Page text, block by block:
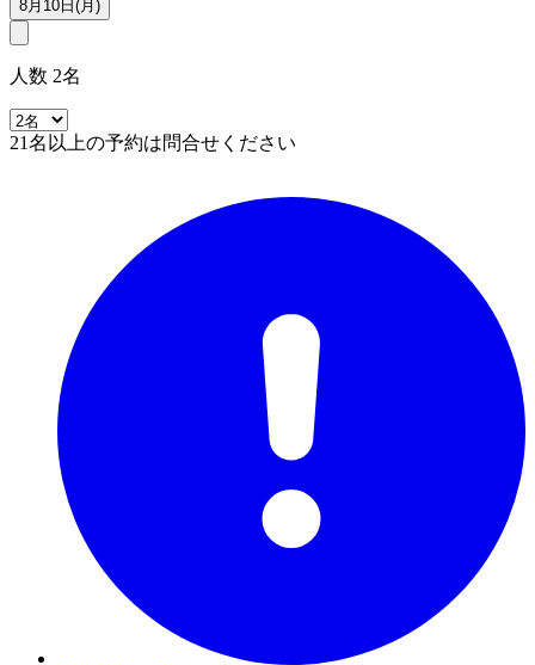
8月10日(月)
人数 2名
21名以上の予約は問合せください